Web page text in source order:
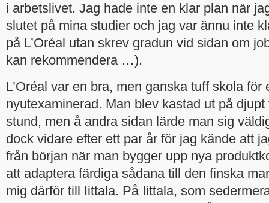
i arbetslivet. Jag hade inte en klar plan när
slutet på mina studier och jag var ännu inte
på L’Oréal utan skrev gradun vid sidan om
kan rekommendera …).
L’Oréal var en bra, men ganska tuff skola för
nyutexaminerad. Man blev kastad ut på
stund, men å andra sidan lärde man sig
dock vidare efter ett par år för jag kände att
från början när man bygger upp nya
att adaptera färdiga sådana till den finska
mig därför till Iittala. På Iittala, som